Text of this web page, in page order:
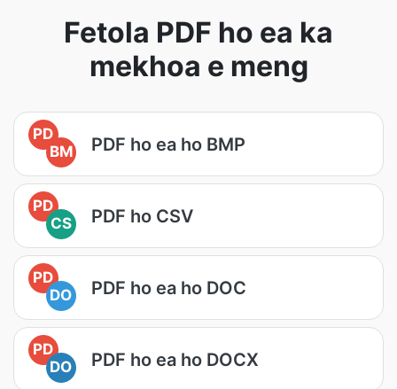
Fetola PDF ho ea ka
mekhoa e meng
PD
BM
PDF ho ea ho BMP
PD
CS
PDF ho CSV
PD
DO
PDF ho ea ho DOC
PD
DO
PDF ho ea ho DOCX